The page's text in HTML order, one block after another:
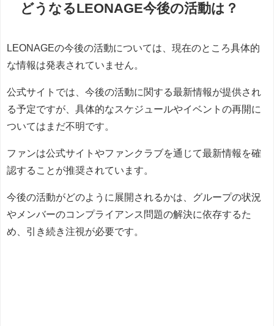
どうなるLEONAGE今後の活動は？
LEONAGEの今後の活動については、現在のところ具体的
な情報は発表されていません。
公式サイトでは、今後の活動に関する最新情報が提供され
る予定ですが、具体的なスケジュールやイベントの再開に
ついてはまだ不明です。
ファンは公式サイトやファンクラブを通じて最新情報を確
認することが推奨されています。
今後の活動がどのように展開されるかは、グループの状況
やメンバーのコンプライアンス問題の解決に依存するた
め、引き続き注視が必要です。